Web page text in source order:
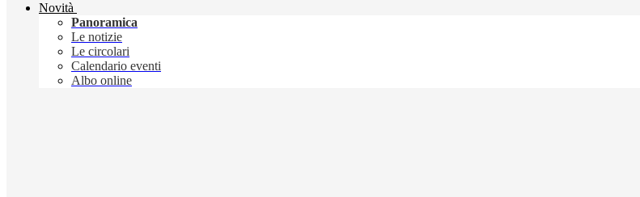
Novità
Panoramica
Le notizie
Le circolari
Calendario eventi
Albo online